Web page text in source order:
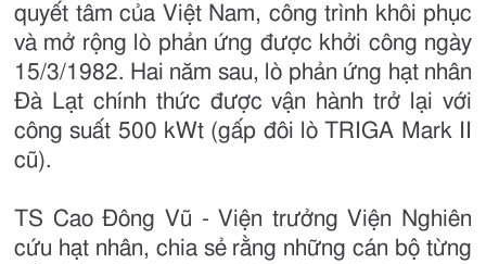
quyết tâm của Việt Nam, công trình khôi phục
và mở rộng lò phản ứng được khởi công ngày
15/3/1982. Hai năm sau, lò phản ứng hạt nhân
Đà Lạt chính thức được vận hành trở lại với
công suất 500 kWt (gấp đôi lò TRIGA Mark II
cũ).
TS Cao Đông Vũ - Viện trưởng Viện Nghiên
cứu hạt nhân, chia sẻ rằng những cán bộ từng